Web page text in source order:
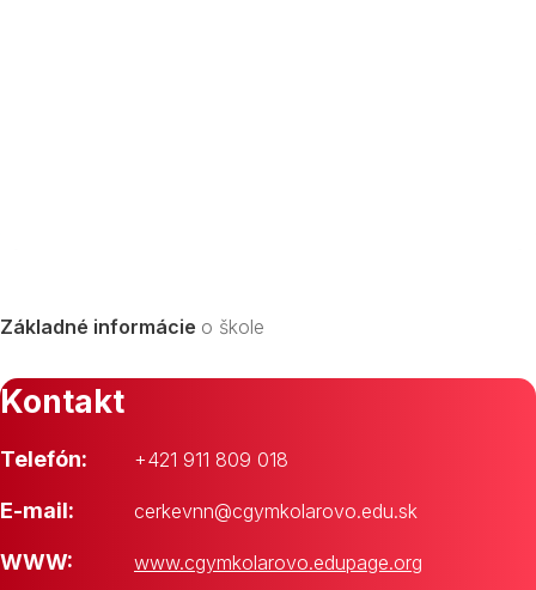
Základné informácie o škole
Kontakt
Telefón: +421 911 809 018
E-mail: cerkevnn@cgymkolarovo.edu.sk
WWW: www.cgymkolarovo.edupage.org